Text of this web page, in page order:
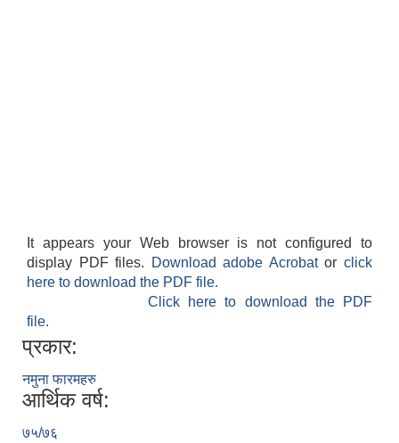
It appears your Web browser is not configured to
display PDF files.
Download adobe Acrobatorclick
here to download the PDF file.
Click here to download the PDF
file.
प्रकार:
नमुना फारमहरु
आर्थिक वर्ष:
७५/७६